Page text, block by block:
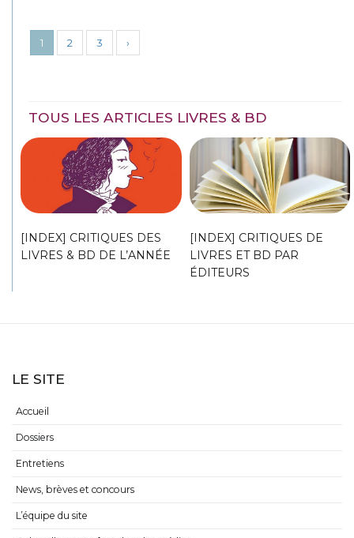
1 2 3 ›
TOUS LES ARTICLES LIVRES & BD
[INDEX] CRITIQUES DES
LIVRES & BD DE L’ANNÉE
[INDEX] CRITIQUES DE
LIVRES ET BD PAR
ÉDITEURS
LE SITE
Accueil
Dossiers
Entretiens
News, brèves et concours
L’équipe du site